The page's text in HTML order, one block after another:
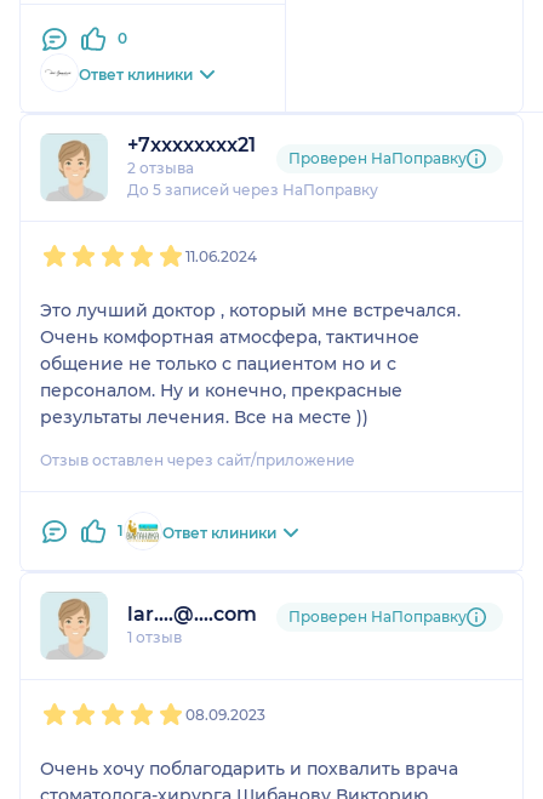
о стоматологии.
Алексей Сергеевич и
проделали огромную
работу с великолепным
результатом, установив
коронки. При этом было
все настолько
доброжелательны и при
этом
высокопрофессиональн
ы! Огромное спасибо и
администраторам, и
благодаря им
обстановка в клинике
нет ощущения
напряжения и страха.
Верю, что клиника будет
прощаюсь) И всем
обращаться сюда!
0
Ответ клиники
+7xxxxxxxx21
2 отзыва
До 5 записей через НаПоправку
Проверен НаПоправку
11.06.2024
Это лучший доктор , который мне встречался.
Очень комфортная атмосфера, тактичное
общение не только с пациентом но и с
персоналом. Ну и конечно, прекрасные
результаты лечения. Все на месте ))
Отзыв оставлен через сайт/приложение
1 Ответ клиники
lar....@....com
1 отзыв
Проверен НаПоправку
08.09.2023
Очень хочу поблагодарить и похвалить врача